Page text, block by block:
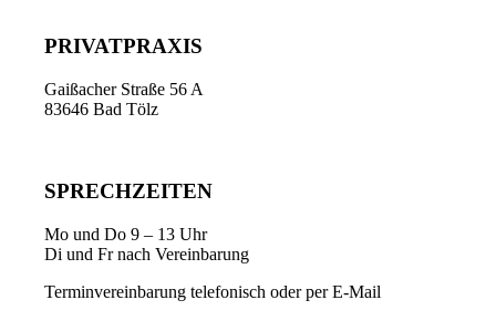
PRIVATPRAXIS
Gaißacher Straße 56 A
83646 Bad Tölz
SPRECHZEITEN
Mo und Do 9 – 13 Uhr
Di und Fr nach Vereinbarung
Terminvereinbarung telefonisch oder per E-Mail